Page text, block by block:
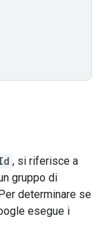
, si riferisce a
gruppo di
determinare se
esegue i